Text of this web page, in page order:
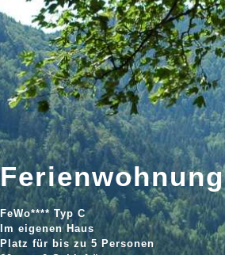
Ferienwohnung
FeWo**** Typ C
Im eigenen Haus
Platz für bis zu 5 Personen